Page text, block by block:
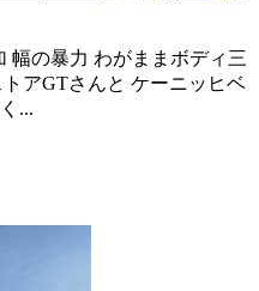
幅の暴力 わがままボディ三
トアGTさんと ケーニッヒベ
...